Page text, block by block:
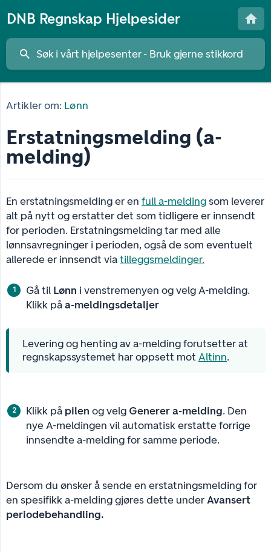
DNB Regnskap Hjelpesider
Artikler om: Lønn
Erstatningsmelding (a-
melding)
En erstatningsmelding er en full a-meldingsom leverer
alt på nytt og erstatter det som tidligere er innsendt
for perioden. Erstatningsmelding tar med alle
lønnsavregninger i perioden, også de som eventuelt
allerede er innsendt viatilleggsmeldinger.
Gå til Lønn i venstremenyen og velg A-melding.
Klikk påa-meldingsdetaljer
Levering og henting av a-melding forutsetter at
regnskapssystemet har oppsett mot Altinn.
Klikk på pilen og velg Generer a-melding. Den
nye A-meldingen vil automatisk erstatte forrige
innsendte a-melding for samme periode.
Dersom du ønsker å sende en erstatningsmelding for
en spesifikk a-melding gjøres dette underAvansert
periodebehandling.